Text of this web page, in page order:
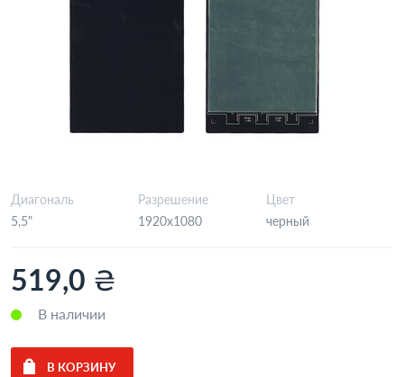
Диагональ
5,5"
Разрешение
1920x1080
Цвет
черный
519,0 ₴
В наличии